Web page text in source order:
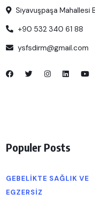
Siyavuşpaşa Mahallesi
+90 532 340 61 88
ysfsdirm@gmail.com
Populer Posts
GEBELIKTE SAĞLIK VE
EGZERSIZ